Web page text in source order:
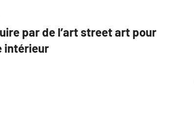
par de l’art street art pour
intérieur